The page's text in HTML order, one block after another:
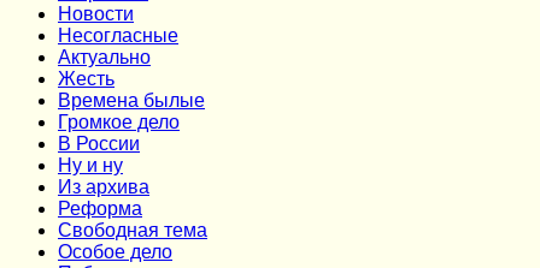
Новости
Несогласные
Актуально
Жесть
Времена былые
Громкое дело
В России
Ну и ну
Из архива
Реформа
Cвободная тема
Особое дело